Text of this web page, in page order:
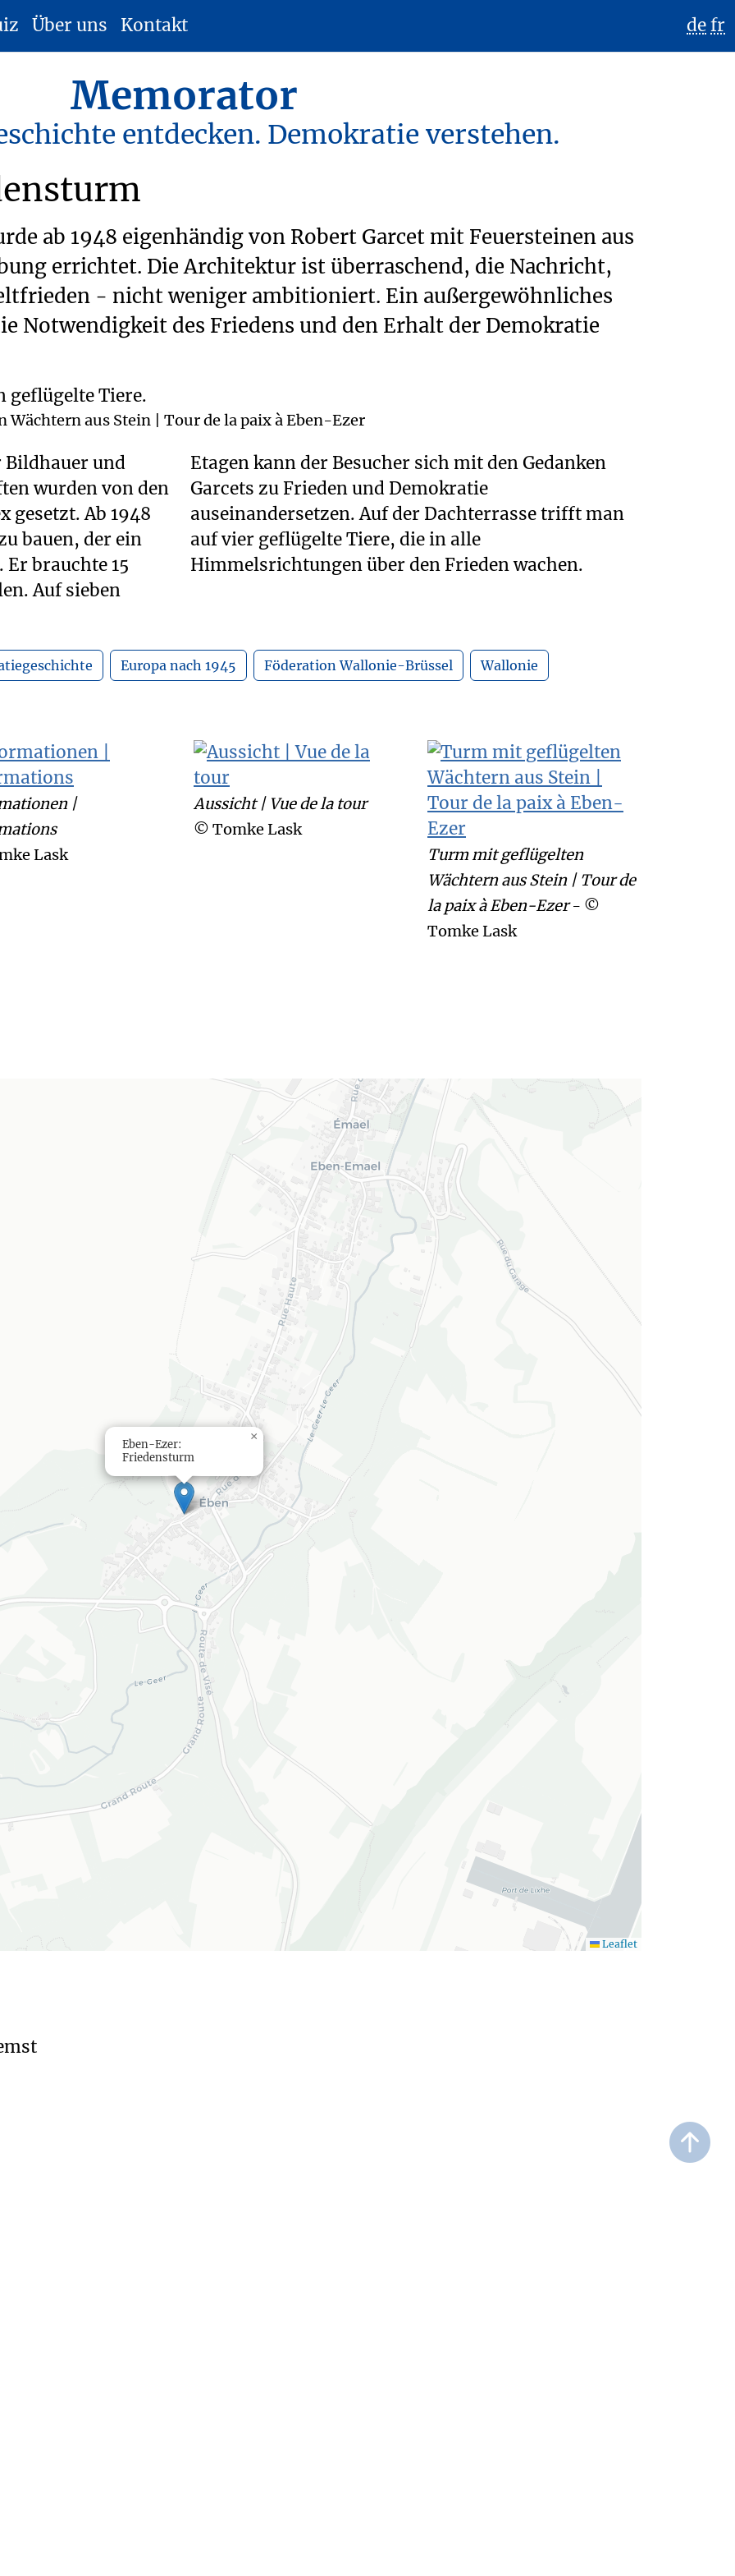
Über uns Kontakt defr
Memorator
entdecken. Demokratie verstehen.
ab 1948 eigenhändig von Robert Garcet mit Feuersteinen aus
errichtet. Die Architektur ist überraschend, die Nachricht,
- nicht weniger ambitioniert. Ein außergewöhnliches
Notwendigkeit des Friedens und den Erhalt der Demokratie
aus Stein | Tour de la paix à Eben-Ezer
Bildhauer und
wurden von den
gesetzt. Ab 1948
bauen, der ein
brauchte 15
Auf sieben
den Gedanken
Demokratie
trifft man
die in alle
Himmelsrichtungen über den Frieden wachen.
Europa nach 1945 Föderation Wallonie-Brüssel Wallonie
|
Lask
Aussicht | Vue de la tour
© Tomke Lask
Turm mit geflügelten
Wächtern aus Stein | Tour de
la paix à Eben-Ezer- ©
Tomke Lask
Eben-Ezer:
Friedensturm
×
Leaflet